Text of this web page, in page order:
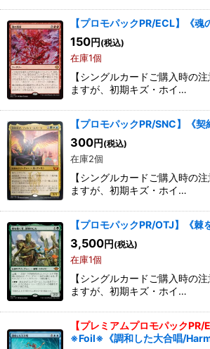
【プロモパックPR/ECL】《
150円 (税込)
在庫1個
【シングルカードご購入時の
ますが、初期キズ・ホイ…
【プロモパックPR/SNC】《
300円 (税込)
在庫2個
【シングルカードご購入時の
ますが、初期キズ・ホイ…
【プロモパックPR/OTJ】《
3,500円 (税込)
在庫1個
【シングルカードご購入時の
ますが、初期キズ・ホイ…
【プレミアムプロモパックPR/
※Foil※《調和した大合唱/